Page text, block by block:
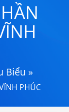
Biểu »
PHÚC